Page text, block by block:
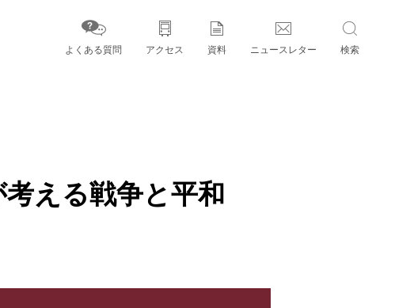
よくある質問 アクセス 資料 ニュースレター 検索
える戦争と平和